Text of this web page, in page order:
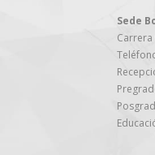
Sede
Carrera